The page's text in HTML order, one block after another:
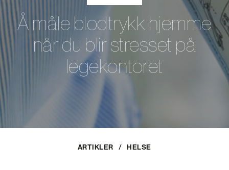
Å måle blodtrykk hjemme
når du blir stresset på
legekontoret
ARTIKLER / HELSE